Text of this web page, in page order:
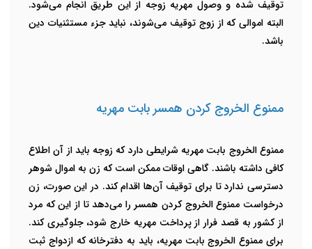
توقیف شده و وصول مهریه زوجه از این طریق انجام می‌شود.
البته اموالی که از زوج توقیف می‌شوند، نباید جزء مستثنیات دین
باشد.
ممنوع الخروج کردن همسر بابت مهریه
ممنوع الخروج بابت مهریه شرایطی دارد که زوجه باید از آن اطلاع
کافی داشته باشند. گاهی اوقات ممکن است که زن به اموال شوهر
دسترسی ندارد تا برای توقیف آن‌ها اقدام کند. در این صورت، زن
درخواست ممنوع الخروج کردن همسر را می‌دهد تا از این که مرد
از کشور به قصد فرار از پرداخت مهریه خارج شود، جلوگیری کند.
برای ممنوع الخروج بابت مهریه، باید به دفترخانه که ازدواج ثبت